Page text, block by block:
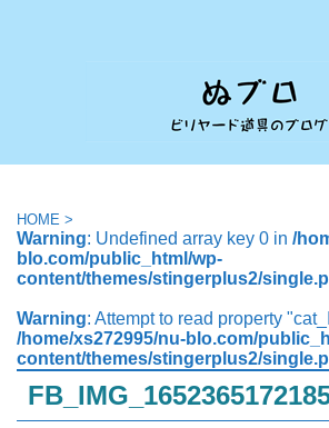
HOME >
Warning: Undefined array key 0 in /
blo.com/public_html/wp-
content/themes/stingerplus2/
Warning: Attempt to read property
/home/xs272995/nu-blo.com/
content/themes/stingerplus2/